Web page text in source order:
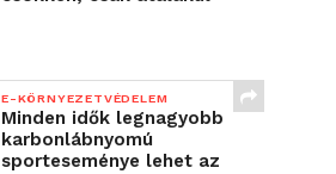
E-KÖRNYEZETVÉDELEM
Minden idők legnagyobb
karbonlábnyomú
sporteseménye lehet az